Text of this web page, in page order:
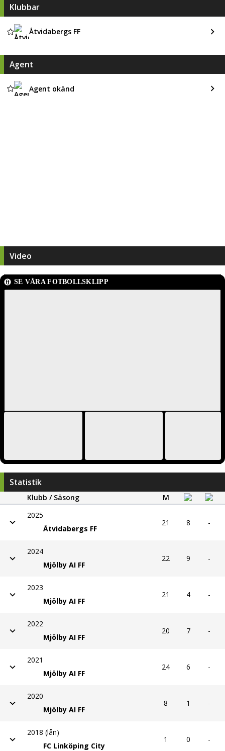
Klubbar
Åtvidabergs FF
Agent
Agent okänd
Video
SE VÅRA FOTBOLLSKLIPP
Statistik
Klubb / Säsong
M
2025
Åtvidabergs FF
21 8 -
2024
Mjölby AI FF
22 9 -
2023
Mjölby AI FF
21 4 -
2022
Mjölby AI FF
20 7 -
2021
Mjölby AI FF
24 6 -
2020
Mjölby AI FF
8 1 -
2018 (lån)
FC Linköping City
1 0 -